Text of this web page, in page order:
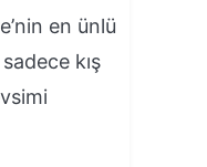
en ünlü
kış